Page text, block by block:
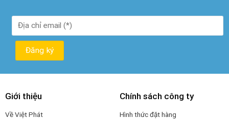
Giới thiệu
Về Việt Phát
Chính sách công ty
Hình thức đặt hàng